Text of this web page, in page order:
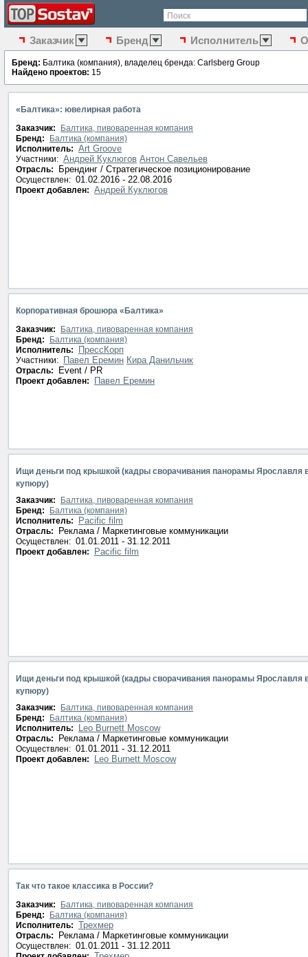
Поиск
Заказчик Бренд Исполнитель
Бренд: Балтика (компания), владелец бренда: Carlsberg Group
Найдено проектов: 15
«Балтика»: ювелирная работа
Заказчик:
Балтика, пивоваренная компания
Бренд:
Балтика (компания)
Исполнитель: Art Groove
Участники: Андрей Куклюгов Антон Савельев
Отрасль: Брендинг / Стратегическое позиционирование
Осуществлен: 01.02.2016 - 22.08.2016
Проект добавлен: Андрей Куклюгов
Корпоративная брошюра «Балтика»
Заказчик:
Балтика, пивоваренная компания
Бренд:
Балтика (компания)
Исполнитель:
ПрессКорп
Участники: Павел Еремин Кира Данильчик
Отрасль: Event / PR
Проект добавлен: Павел Еремин
Ищи деньги под крышкой (кадры сворачивания панорамы Ярославля
купюру)
Заказчик:
Балтика, пивоваренная компания
Бренд:
Балтика (компания)
Исполнитель:
Pacific film
Отрасль: Реклама / Маркетинговые коммуникации
Осуществлен: 01.01.2011 - 31.12.2011
Проект добавлен: Pacific film
Ищи деньги под крышкой (кадры сворачивания панорамы Ярославля
купюру)
Заказчик:
Балтика, пивоваренная компания
Бренд:
Балтика (компания)
Исполнитель:
Leo Burnett Moscow
Отрасль: Реклама / Маркетинговые коммуникации
Осуществлен: 01.01.2011 - 31.12.2011
Проект добавлен: Leo Burnett Moscow
Так что такое классика в России?
Заказчик:
Балтика, пивоваренная компания
Бренд:
Балтика (компания)
Исполнитель: Трехмер
Отрасль: Реклама / Маркетинговые коммуникации
Осуществлен: 01.01.2011 - 31.12.2011